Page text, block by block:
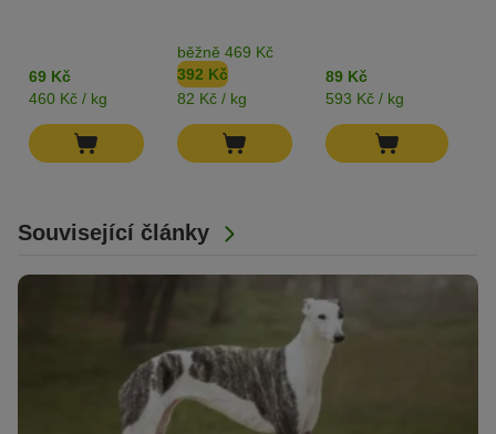
Související články
69 Kč
460 Kč / kg
běžně 469 Kč
392 Kč
82 Kč / kg
89 Kč
593 Kč / kg